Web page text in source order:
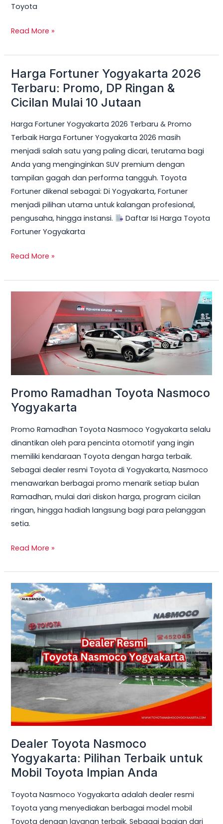
Toyota
Read More »
Harga Fortuner Yogyakarta 2026
Terbaru: Promo, DP Ringan &
Cicilan Mulai 10 Jutaan
Harga Fortuner Yogyakarta 2026 Terbaru & Promo
Terbaik Harga Fortuner Yogyakarta 2026 masih
menjadi salah satu yang paling dicari, terutama bagi
Anda yang menginginkan SUV premium dengan
tampilan gagah dan performa tangguh. Toyota
Fortuner dikenal sebagai: Di Yogyakarta, Fortuner
menjadi pilihan utama untuk kalangan profesional,
pengusaha, hingga instansi.
Daftar Isi Harga Toyota
Fortuner Yogyakarta
Harga
Fortuner
Yogyakarta
Terbaru:
Promo,
DP
Ringan
&
Cicilan
Mulai
10
Jutaan
Read More »
Promo Ramadhan Toyota Nasmoco
Yogyakarta
Promo Ramadhan Toyota Nasmoco Yogyakarta selalu
dinantikan oleh para pencinta otomotif yang ingin
memiliki kendaraan Toyota dengan harga terbaik.
Sebagai dealer resmi Toyota di Yogyakarta, Nasmoco
menawarkan berbagai promo menarik setiap bulan
Ramadhan, mulai dari diskon harga, program cicilan
ringan, hingga hadiah langsung bagi para pelanggan
setia.
Ramadhan
Nasmoco
Yogyakarta
Read More »
Dealer Toyota Nasmoco
Yogyakarta: Pilihan Terbaik untuk
Mobil Toyota Impian Anda
Toyota Nasmoco Yogyakarta adalah dealer resmi
Toyota yang menyediakan berbagai model mobil
Toyota dengan layanan terbaik. Sebagai bagian dari
Dealer
Toyota
Nasmoco
Yogyakarta:
Pilihan
Terbaik
untuk
Mobil
Toyota
Impian
Anda